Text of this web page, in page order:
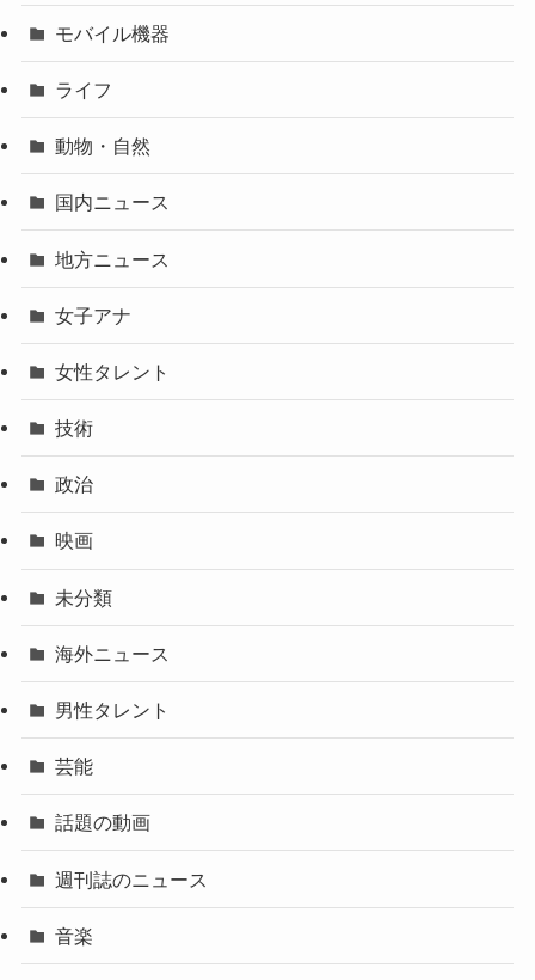
モバイル機器
ライフ
動物・自然
国内ニュース
地方ニュース
女子アナ
女性タレント
技術
政治
映画
未分類
海外ニュース
男性タレント
芸能
話題の動画
週刊誌のニュース
音楽